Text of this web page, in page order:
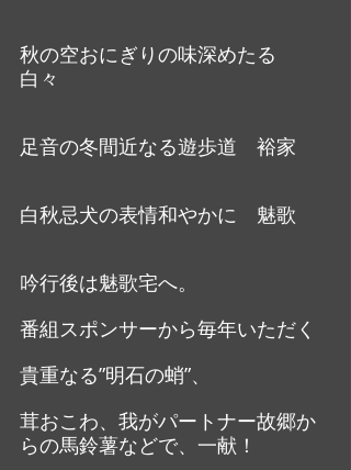
秋の空おにぎりの味深めたる
白々
足音の冬間近なる遊歩道　裕家
白秋忌犬の表情和やかに　魅歌
吟行後は魅歌宅へ。
番組スポンサーから毎年いただく
貴重なる”明石の蛸”、
茸おこわ、我がパートナー故郷か
らの馬鈴薯などで、一献！